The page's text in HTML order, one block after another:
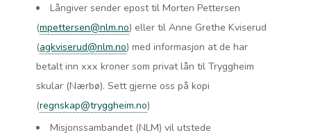
Långiver sender epost til Morten Pettersen
(mpettersen@nlm.no) eller til Anne Grethe Kviserud
(agkviserud@nlm.no) med informasjon at de har
betalt inn xxx kroner som privat lån til Tryggheim
skular (Nærbø). Sett gjerne oss på kopi
(regnskap@tryggheim.no)
Misjonssambandet (NLM) vil utstede